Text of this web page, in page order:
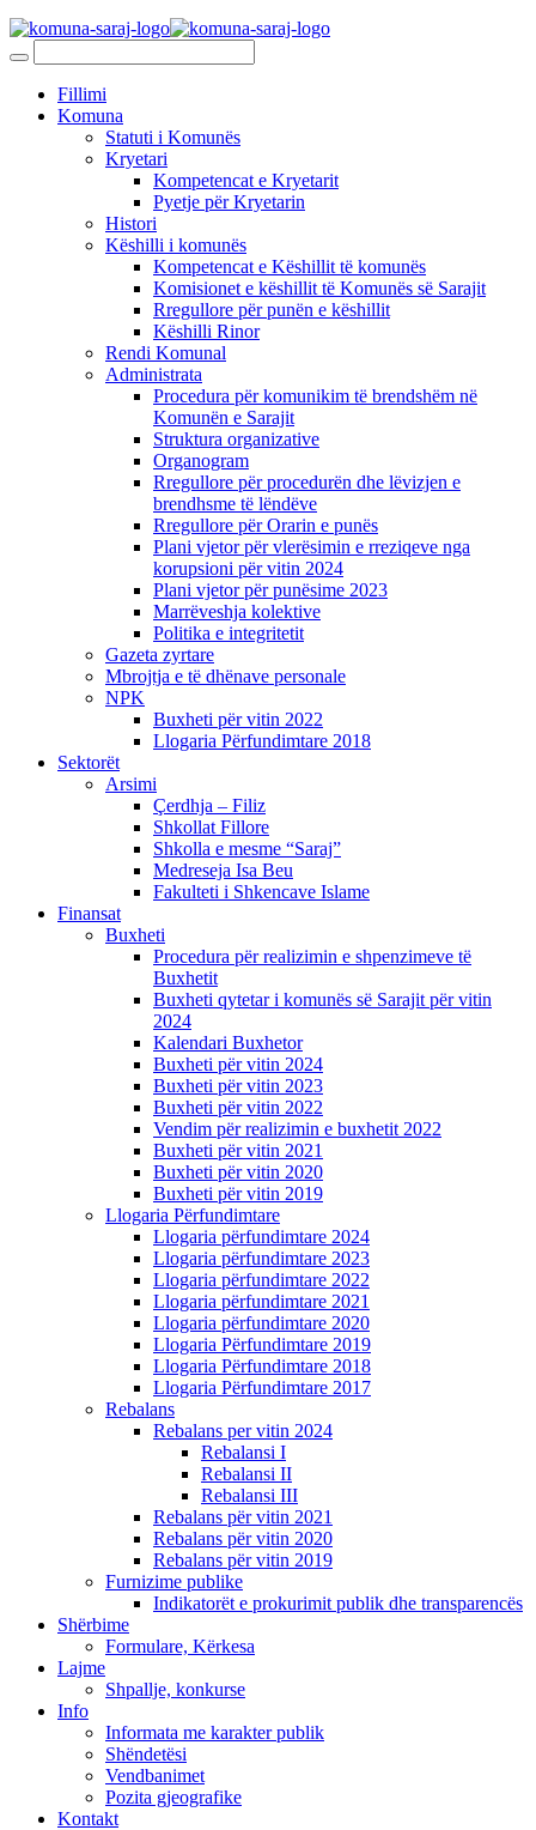
Fillimi
Komuna
Statuti i Komunës
Kryetari
Kompetencat e Kryetarit
Pyetje për Kryetarin
Histori
Këshilli i komunës
Kompetencat e Këshillit të komunës
Komisionet e këshillit të Komunës së Sarajit
Rregullore për punën e këshillit
Këshilli Rinor
Rendi Komunal
Administrata
Procedura për komunikim të brendshëm në
Komunën e Sarajit
Struktura organizative
Organogram
Rregullore për procedurën dhe lëvizjen e
brendhsme të lëndëve
Rregullore për Orarin e punës
Plani vjetor për vlerësimin e rreziqeve nga
korupsioni për vitin 2024
Plani vjetor për punësime 2023
Marrëveshja kolektive
Politika e integritetit
Gazeta zyrtare
Mbrojtja e të dhënave personale
NPK
Buxheti për vitin 2022
Llogaria Përfundimtare 2018
Sektorët
Arsimi
Çerdhja – Filiz
Shkollat Fillore
Shkolla e mesme “Saraj”
Medreseja Isa Beu
Fakulteti i Shkencave Islame
Finansat
Buxheti
Procedura për realizimin e shpenzimeve të
Buxhetit
Buxheti qytetar i komunës së Sarajit për vitin
2024
Kalendari Buxhetor
Buxheti për vitin 2024
Buxheti për vitin 2023
Buxheti për vitin 2022
Vendim për realizimin e buxhetit 2022
Buxheti për vitin 2021
Buxheti për vitin 2020
Buxheti për vitin 2019
Llogaria Përfundimtare
Llogaria përfundimtare 2024
Llogaria përfundimtare 2023
Llogaria përfundimtare 2022
Llogaria përfundimtare 2021
Llogaria përfundimtare 2020
Llogaria Përfundimtare 2019
Llogaria Përfundimtare 2018
Llogaria Përfundimtare 2017
Rebalans
Rebalans per vitin 2024
Rebalansi I
Rebalansi II
Rebalansi III
Rebalans për vitin 2021
Rebalans për vitin 2020
Rebalans për vitin 2019
Furnizime publike
Indikatorët e prokurimit publik dhe transparencës
Shërbime
Formulare, Kërkesa
Lajme
Shpallje, konkurse
Info
Informata me karakter publik
Shëndetësi
Vendbanimet
Pozita gjeografike
Kontakt